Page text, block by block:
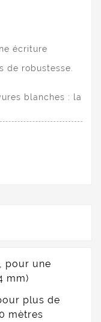
écriture
de robustesse.
blanches : la
pour une
mm)
plus de
mètres